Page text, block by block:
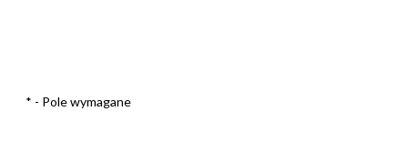
* - Pole wymagane